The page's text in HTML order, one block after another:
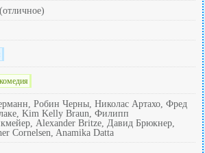
комедия
Робин Черны, Николас Артахо, Фред
Kim Kelly Braun, Филипп
Alexander Britze, Давид Брюкнер,
Cornelsen, Anamika Datta